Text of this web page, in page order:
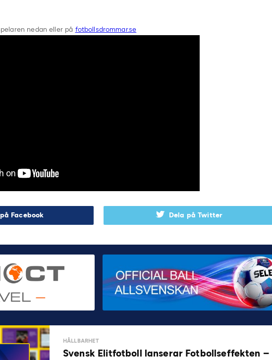
nedan eller på fotbollsdrommar.se
Facebook Dela på Twitter
HÅLLBARHET
Svensk Elitfotboll lanserar Fotbollseffekten –